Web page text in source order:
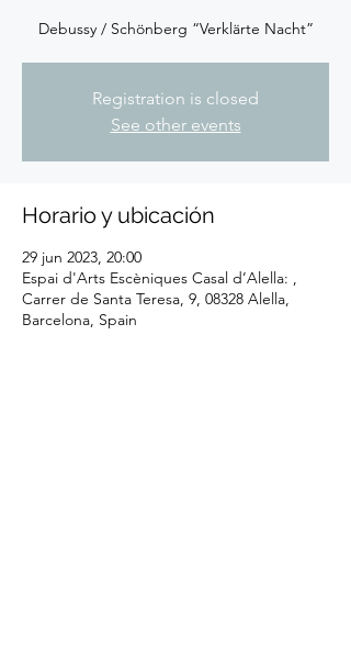
Debussy / Schönberg “Verklärte Nacht”
Registration is closed
See other events
Horario y ubicación
29 jun 2023, 20:00
Espai d'Arts Escèniques Casal d’Alella: ,
Carrer de Santa Teresa, 9, 08328 Alella,
Barcelona, Spain